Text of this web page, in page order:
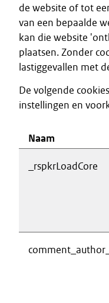
de website of tot
van een bepaalde
kan die website
plaatsen. Zonder
lastiggevallen met
De volgende
instellingen en
Naam
_rspkrLoadCore